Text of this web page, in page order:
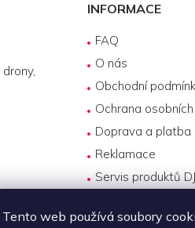
Tento web používá soubory
INFORMACE
FAQ
O nás
Obchodní
Ochrana
Doprava a platba
Reklamace
Servis produktů